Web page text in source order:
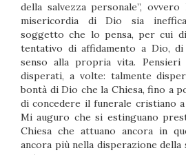
della salvezza personale”,
misericordia di Dio sia
soggetto che lo pensa, per cui
tentativo di affidamento a Dio,
senso alla propria vita.
disperati, a volte: talmente
bontà di Dio che la Chiesa, fino a
di concedere il funerale cristiano
Mi auguro che si estinguano
Chiesa che attuano ancora in
ancora più nella disperazione